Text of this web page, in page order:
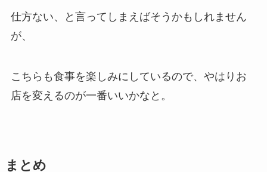
仕方ない、と言ってしまえばそうかもしれません
が、
こちらも食事を楽しみにしているので、やはりお
店を変えるのが一番いいかなと。
まとめ